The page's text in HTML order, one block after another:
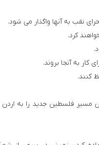
کرد.
به آنجا بروند.
کنند.
مسیر فلسطین جدید را به